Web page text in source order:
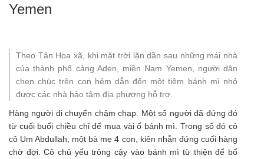
Yemen
Theo Tân Hoa xã, khi mặt trời lặn dần sau những mái nhà
của thành phố cảng Aden, miền Nam Yemen, người dân
chen chúc trên con hẻm dẫn đến một tiệm bánh mì nhỏ
được các nhà hảo tâm địa phương hỗ trợ.
Hàng người di chuyển chậm chạp. Một số người đã đứng đó
từ cuối buổi chiều chỉ để mua vài ổ bánh mì. Trong số đó có
cô Um Abdullah, một bà mẹ 4 con, kiên nhẫn đứng cuối hàng
chờ đợi. Cô chủ yếu trông cậy vào bánh mì từ thiện để bổ